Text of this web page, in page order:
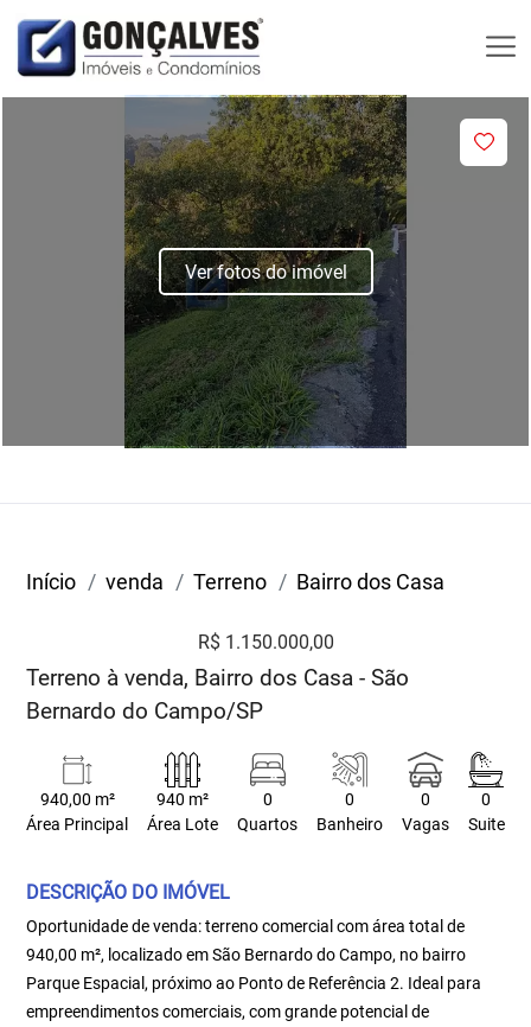
Ver fotos do imóvel
Início venda Terreno Bairro dos Casa
R$ 1.150.000,00
Terreno à venda, Bairro dos Casa - São
Bernardo do Campo/SP
940,00 m²
Área Principal
940 m²
Área Lote
0
Quartos
0
Banheiro
0
Vagas
0
Suite
DESCRIÇÃO DO IMÓVEL
Oportunidade de venda: terreno comercial com área total de
940,00 m², localizado em São Bernardo do Campo, no bairro
Parque Espacial, próximo ao Ponto de Referência 2. Ideal para
empreendimentos comerciais, com grande potencial de